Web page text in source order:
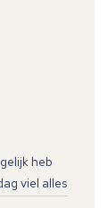
heb
viel alles